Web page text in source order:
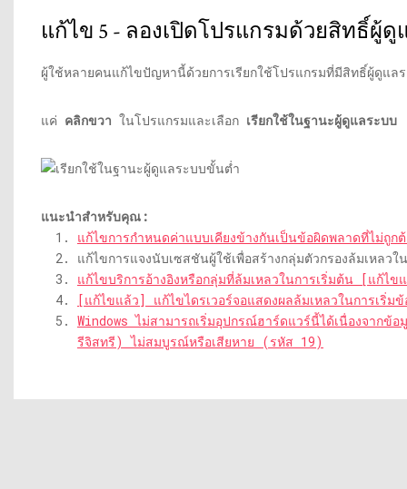
แก้ไข 5 - ลองเปิดโปรแกรมด้วยสิทธิ์ผู้ดู
ผู้ใช้หลายคนแก้ไขปัญหานี้ด้วยการเรียกใช้โปรแกรมที่มีสิทธิ์ผู้ดูแล
แค่ คลิกขวา ในโปรแกรมและเลือก เรียกใช้ในฐานะผู้ดูแลระบบ
แนะนำสำหรับคุณ:
แก้ไขการกำหนดค่าแบบเคียงข้างกันเป็นข้อผิดพลาดที่ไม่ถูก
แก้ไขการแจงนับเซสชันผู้ใช้เพื่อสร้างกลุ่มตัวกรองล้มเหลว
แก้ไขบริการอ้างอิงหรือกลุ่มที่ล้มเหลวในการเริ่มต้น [แก้ไข
[แก้ไขแล้ว] แก้ไขไดรเวอร์จอแสดงผลล้มเหลวในการเริ่ม
Windows ไม่สามารถเริ่มอุปกรณ์ฮาร์ดแวร์นี้ได้เนื่องจากข้
รีจิสทรี) ไม่สมบูรณ์หรือเสียหาย (รหัส 19)